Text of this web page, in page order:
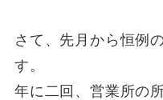
さて、先月から恒例
す。
年に二回、営業所の